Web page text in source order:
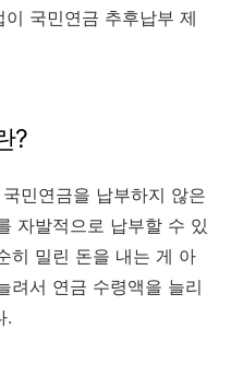
국민연금 추후납부 제
?
민연금을 납부하지 않은
자발적으로 납부할 수 있
히 밀린 돈을 내는 게 아
려서 연금 수령액을 늘리
.